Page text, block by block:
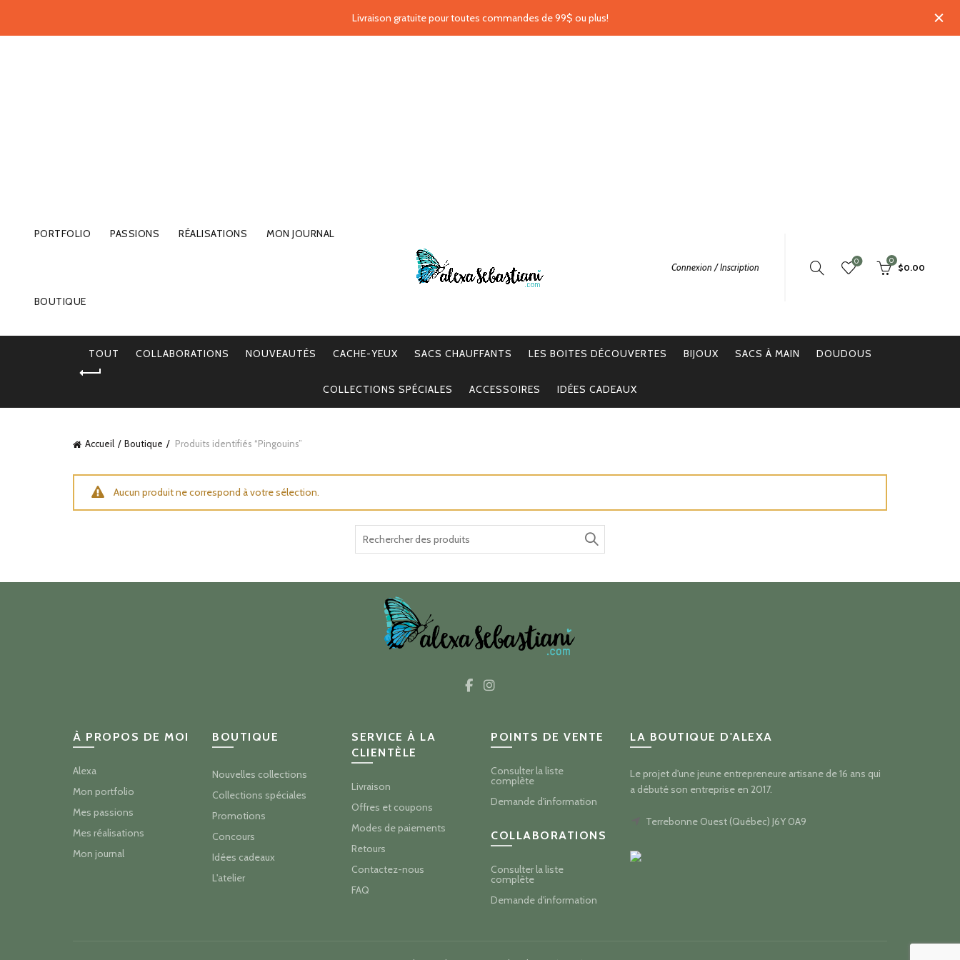
PORTFOLIO PASSIONS RÉALISATIONS MON JOURNAL
BOUTIQUE
Connexion / Inscription
0 0
$0.00
TOUT COLLABORATIONS NOUVEAUTÉS CACHE-YEUX SACS CHAUFFANTS LES BOITES DÉCOUVERTES BIJOUX SACS À MAIN DOUDOUS
COLLECTIONS SPÉCIALES ACCESSOIRES IDÉES CADEAUX
Accueil Boutique Produits identifiés “Pingouins”
Aucun produit ne correspond à votre sélection.
Recherche
À PROPOS DE MOI
Alexa
Mon portfolio
Mes passions
Mes réalisations
Mon journal
BOUTIQUE
Nouvelles collections
Collections spéciales
Promotions
Concours
Idées cadeaux
L'atelier
SERVICE À LA
CLIENTÈLE
Livraison
Offres et coupons
Modes de paiements
Retours
Contactez-nous
FAQ
POINTS DE VENTE
Consulter la liste
complète
Demande d'information
COLLABORATIONS
Consulter la liste
complète
Demande d'information
LA BOUTIQUE D'ALEXA
Le projet d'une jeune entrepreneure artisane de 16 ans qui
a débuté son entreprise en 2017.
Terrebonne Ouest (Québec) J6Y 0A9
Livraison gratuite pour toutes commandes de 99$ ou plus!